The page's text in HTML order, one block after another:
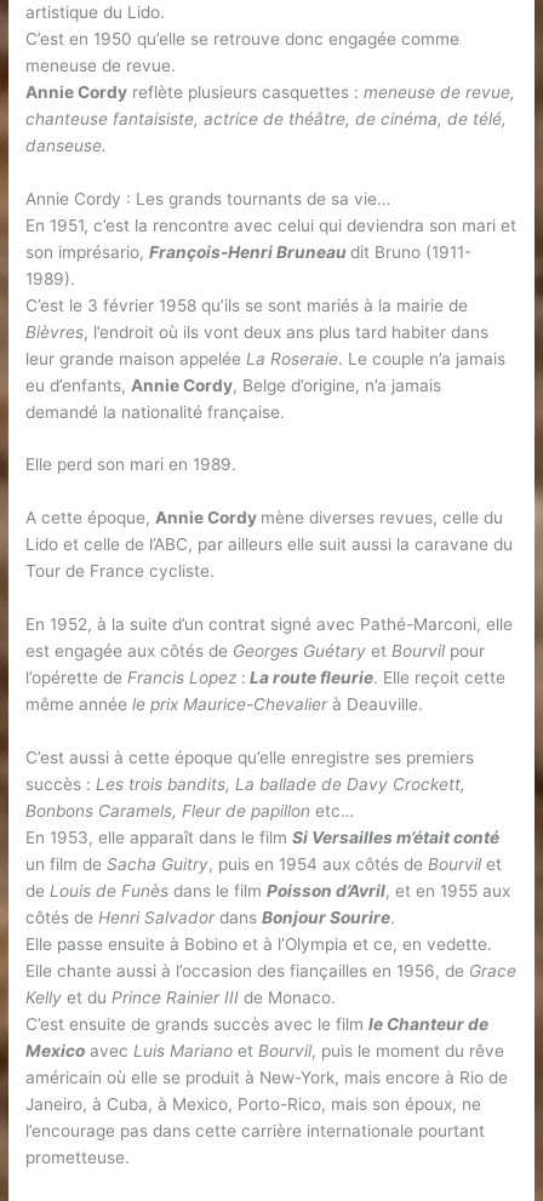
artistique du Lido.
C’est en 1950 qu’elle se retrouve donc engagée comme
meneuse de revue.
Annie Cordy reflète plusieurs casquettes :meneuse de revue,
chanteuse fantaisiste, actrice de théâtre, de cinéma, de télé,
danseuse.
Annie Cordy : Les grands tournants de sa vie…
En 1951, c’est la rencontre avec celui qui deviendra son mari et
son imprésario,François-Henri Bruneaudit Bruno (1911-
1989).
C’est le 3 février 1958 qu’ils se sont mariés à la mairie de
Bièvres, l’endroit où ils vont deux ans plus tard habiter dans
leur grande maison appelée La Roseraie. Le couple n’a jamais
eu d’enfants, Annie Cordy, Belge d’origine, n’a jamais
demandé la nationalité française.
Elle perd son mari en 1989.
A cette époque,Annie Cordy mène diverses revues, celle du
Lido et celle de l’ABC, par ailleurs elle suit aussi la caravane du
Tour de France cycliste.
En 1952, à la suite d’un contrat signé avec Pathé-Marconi, elle
est engagée aux côtés de Georges Guétary etBourvil pour
l’opérette deFrancis Lopez : La route fleurie. Elle reçoit cette
même annéele prix Maurice-Chevalierà Deauville.
C’est aussi à cette époque qu’elle enregistre ses premiers
succès : Les trois bandits, La ballade de Davy Crockett,
Bonbons Caramels, Fleur de papillon etc…
En 1953, elle apparaît dans le filmSi Versailles m’était conté
un film deSacha Guitry, puis en 1954 aux côtés de Bourvilet
de Louis de Funèsdans le filmPoisson d’Avril, et en 1955 aux
côtés de Henri SalvadordansBonjour Sourire.
Elle passe ensuite à Bobino et à l’Olympia et ce, en vedette.
Elle chante aussi à l’occasion des fiançailles en 1956, de Grace
Kelly et du Prince Rainier IIIde Monaco.
C’est ensuite de grands succès avec le filmle Chanteur de
Mexico avec Luis Mariano et Bourvil, puis le moment du rêve
américain où elle se produit à New-York, mais encore à Rio de
Janeiro, à Cuba, à Mexico, Porto-Rico, mais son époux, ne
l’encourage pas dans cette carrière internationale pourtant
prometteuse.